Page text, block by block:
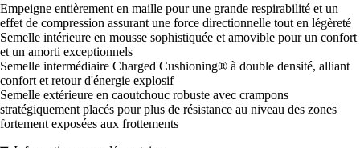
Empeigne entièrement en maille pour une grande respirabilité et un
effet de compression assurant une force directionnelle tout en légèreté
Semelle intérieure en mousse sophistiquée et amovible pour un confort
et un amorti exceptionnels
Semelle intermédiaire Charged Cushioning® à double densité, alliant
confort et retour d'énergie explosif
Semelle extérieure en caoutchouc robuste avec crampons
stratégiquement placés pour plus de résistance au niveau des zones
fortement exposées aux frottements